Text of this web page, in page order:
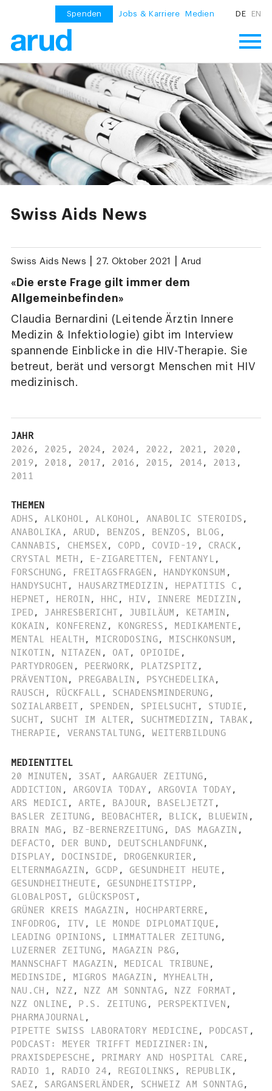
Spenden Jobs & Karriere Medien DE EN
Swiss Aids News
Swiss Aids News 27. Oktober 2021 Arud
«Die erste Frage gilt immer dem
Allgemeinbefinden»
Claudia Bernardini (Leitende Ärztin Innere
Medizin & Infektiologie) gibt im Interview
spannende Einblicke in die HIV-Therapie. Sie
betreut, berät und versorgt Menschen mit HIV
medizinisch.
JAHR
2026 , 2025 , 2024, 2024 , 2022 , 2021 , 2020 ,
2019, 2018 , 2017 , 2016 , 2015 , 2014, 2013 ,
2011
THEMEN
ADHS , ALKOHOL , ALKOHOL , ANABOLIC STEROIDS ,
ANABOLIKA , ARUD , BENZOS , BENZOS , BLOG ,
CANNABIS , CHEMSEX , COPD , COVID-19 , CRACK ,
CRYSTAL METH , E-ZIGARETTEN , FENTANYL ,
FORSCHUNG , FREITAGSFRAGEN , HANDYKONSUM ,
HANDYSUCHT, HAUSARZTMEDIZIN , HEPATITIS C ,
HEPNET , HEROIN , HHC , HIV , INNERE MEDIZIN ,
IPED , JAHRESBERICHT , JUBILÄUM , KETAMIN ,
KOKAIN , KONFERENZ , KONGRESS , MEDIKAMENTE ,
MENTAL HEALTH , MICRODOSING, MISCHKONSUM ,
NIKOTIN , NITAZEN , OAT, OPIOIDE ,
PARTYDROGEN , PEERWORK, PLATZSPITZ ,
PRÄVENTION , PREGABALIN , PSYCHEDELIKA,
RAUSCH , RÜCKFALL , SCHADENSMINDERUNG ,
SOZIALARBEIT , SPENDEN , SPIELSUCHT, STUDIE ,
SUCHT, SUCHT IM ALTER, SUCHTMEDIZIN , TABAK ,
THERAPIE , VERANSTALTUNG, WEITERBILDUNG
MEDIENTITEL
20 MINUTEN , 3SAT , AARGAUER ZEITUNG,
ADDICTION , ARGOVIA TODAY , ARGOVIA TODAY,
ARS MEDICI , ARTE , BAJOUR, BASELJETZT ,
BASLER ZEITUNG , BEOBACHTER, BLICK, BLUEWIN ,
BRAIN MAG , BZ-BERNERZEITUNG , DAS MAGAZIN ,
DEFACTO , DER BUND , DEUTSCHLANDFUNK,
DISPLAY, DOCINSIDE , DROGENKURIER ,
ELTERNMAGAZIN , GCDP , GESUNDHEIT HEUTE ,
GESUNDHEITHEUTE , GESUNDHEITSTIPP,
GLOBALPOST, GLÜCKSPOST ,
GRÜNER KREIS MAGAZIN , HOCHPARTERRE ,
INFODROG, ITV , LE MONDE DIPLOMATIQUE ,
LEADING OPINIONS , LIMMATTALER ZEITUNG,
LUZERNER ZEITUNG, MAGAZIN P&G,
MANNSCHAFT MAGAZIN , MEDICAL TRIBUNE ,
MEDINSIDE , MIGROS MAGAZIN , MYHEALTH ,
NAU.CH , NZZ , NZZ AM SONNTAG, NZZ FORMAT ,
NZZ ONLINE , P.S. ZEITUNG , PERSPEKTIVEN ,
PHARMAJOURNAL ,
PIPETTE SWISS LABORATORY MEDICINE , PODCAST ,
PODCAST: MEYER TRIFFT MEDIZINER:IN ,
PRAXISDEPESCHE , PRIMARY AND HOSPITAL CARE ,
RADIO 1 , RADIO 24, REGIOLINKS , REPUBLIK ,
SAEZ , SARGANSERLÄNDER, SCHWEIZ AM SONNTAG,